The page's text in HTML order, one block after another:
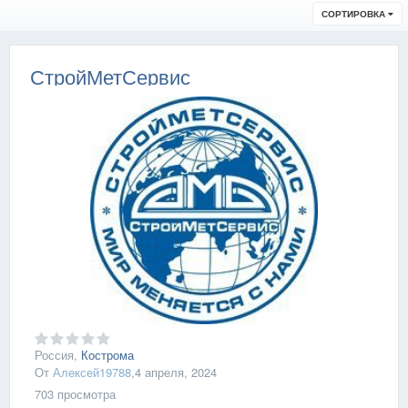
СОРТИРОВКА
СтройМетСервис
Россия, Кострома
От Алексей19788,4 апреля, 2024
703 просмотра